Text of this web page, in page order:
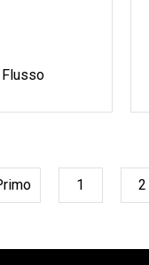
1 2